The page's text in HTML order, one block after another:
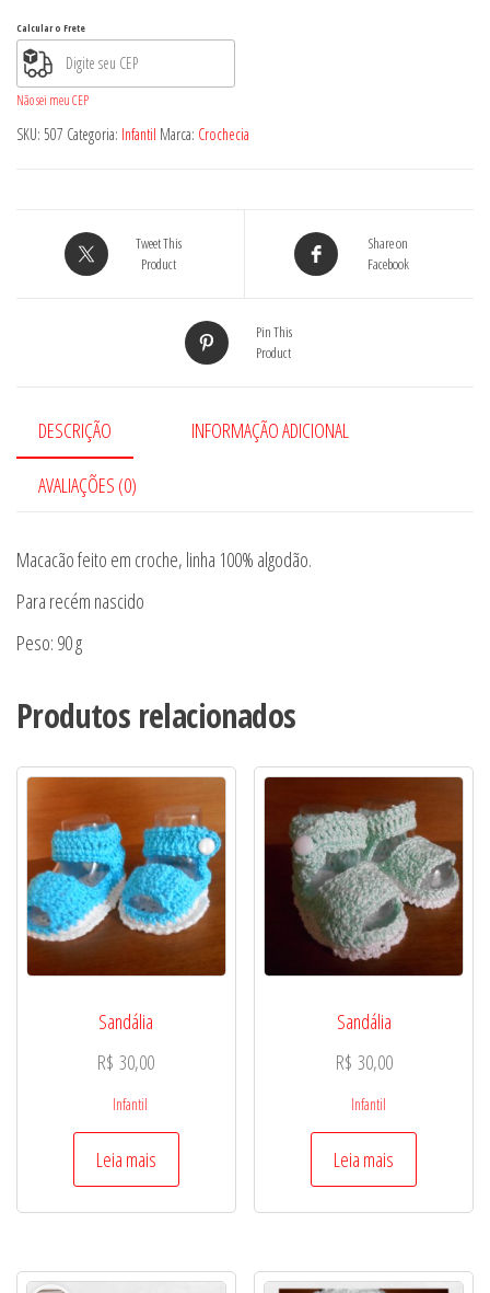
Calcular o Frete
Não sei meu CEP
SKU: 507 Categoria: Infantil Marca: Crochecia
Tweet This
Product
Share on
Facebook
Pin This
Product
DESCRIÇÃO INFORMAÇÃO ADICIONAL
AVALIAÇÕES (0)
Macacão feito em croche, linha 100% algodão.
Para recém nascido
Peso: 90 g
Produtos relacionados
Sandália
R$ 30,00
Infantil
Leia mais
Sandália
R$ 30,00
Infantil
Leia mais